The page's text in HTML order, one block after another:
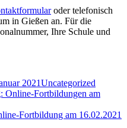
oder telefonisch
in Gießen an. Für die
Ihre Schule und
2021Uncategorized
Online-Fortbildungen am
Fortbildung am 16.02.2021